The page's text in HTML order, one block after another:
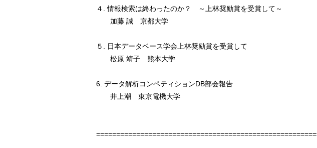
４. 情報検索は終わったのか？ ～上林奨励賞を受賞して～
加藤 誠 京都大学
５. 日本データベース学会上林奨励賞を受賞して
松原 靖子 熊本大学
6. データ解析コンペティションDB部会報告
井上潮 東京電機大学